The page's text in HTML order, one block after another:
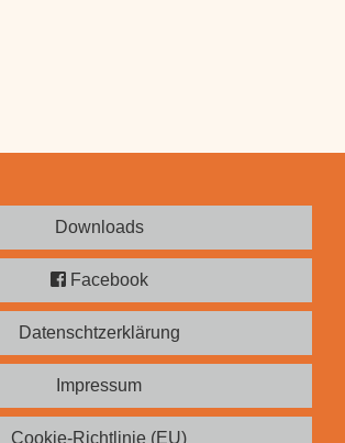
Downloads
Facebook
Datenschtzerklärung
Impressum
Cookie-Richtlinie (EU)